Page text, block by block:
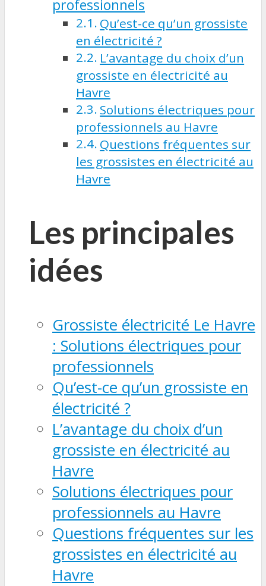
professionnels
Qu’est-ce qu’un grossiste
en électricité ?
L’avantage du choix d’un
grossiste en électricité au
Havre
Solutions électriques pour
professionnels au Havre
Questions fréquentes sur
les grossistes en électricité au
Havre
Les principales
idées
Grossiste électricité Le Havre
: Solutions électriques pour
professionnels
Qu’est-ce qu’un grossiste en
électricité ?
L’avantage du choix d’un
grossiste en électricité au
Havre
Solutions électriques pour
professionnels au Havre
Questions fréquentes sur les
grossistes en électricité au
Havre